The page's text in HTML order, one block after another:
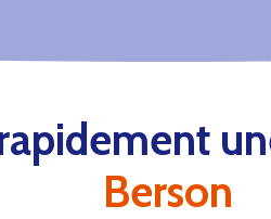
Berson